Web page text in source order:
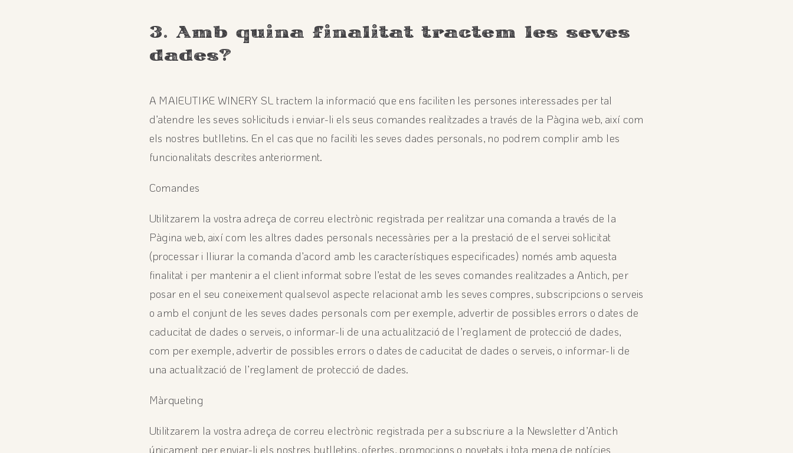
3. Amb quina finalitat tractem les seves
dades?
A MAIEUTIKE WINERY SL tractem la informació que ens faciliten les persones interessades per tal
d’atendre les seves sol·licituds i enviar-li els seus comandes realitzades a través de la Pàgina web, així com
els nostres butlletins. En el cas que no faciliti les seves dades personals, no podrem complir amb les
funcionalitats descrites anteriorment.
Comandes
Utilitzarem la vostra adreça de correu electrònic registrada per realitzar una comanda a través de la
Pàgina web, així com les altres dades personals necessàries per a la prestació de el servei sol·licitat
(processar i lliurar la comanda d’acord amb les característiques especificades) només amb aquesta
finalitat i per mantenir a el client informat sobre l’estat de les seves comandes realitzades a Antich, per
posar en el seu coneixement qualsevol aspecte relacionat amb les seves compres, subscripcions o serveis
o amb el conjunt de les seves dades personals com per exemple, advertir de possibles errors o dates de
caducitat de dades o serveis, o informar-li de una actualització de l’reglament de protecció de dades,
com per exemple, advertir de possibles errors o dates de caducitat de dades o serveis, o informar-li de
una actualització de l’reglament de protecció de dades.
Màrqueting
Utilitzarem la vostra adreça de correu electrònic registrada per a subscriure a la Newsletter d’Antich
únicament per enviar-li els nostres butlletins, ofertes, promocions o novetats i tota mena de notícies